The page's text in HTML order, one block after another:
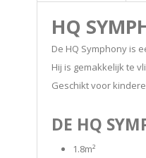
HQ
De HQ Symphony is
Hij is gemakkelijk te
Geschikt voor
DE HQ
1.8m²